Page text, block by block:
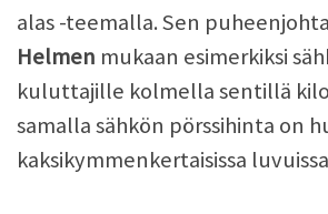
alas -teemalla. Sen
Helmen mukaan esimerkiksi
kuluttajille kolmella sentillä
samalla sähkön pörssihinta on
kaksikymmenkertaisissa